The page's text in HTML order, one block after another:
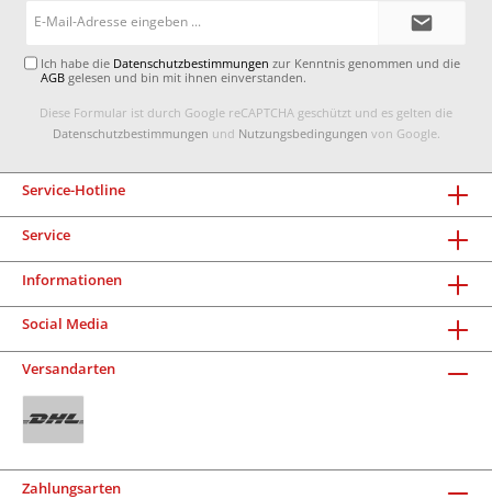
Ich habe die Datenschutzbestimmungen zur Kenntnis genommen und die
AGB gelesen und bin mit ihnen einverstanden.
Diese Formular ist durch Google reCAPTCHA geschützt und es gelten die
Datenschutzbestimmungen und Nutzungsbedingungen von Google.
Service-Hotline
Service
Informationen
Social Media
Versandarten
Zahlungsarten